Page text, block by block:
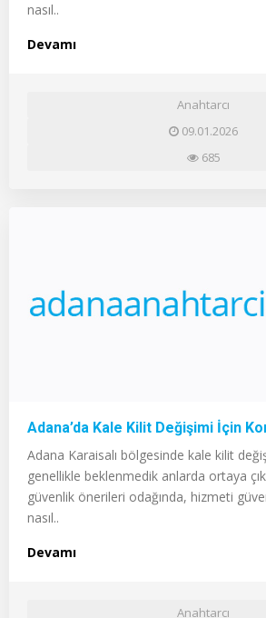
nasıl..
Devamı
Anahtarcı
09.01.2026
685
Adana’da Kale Kilit Değişimi İçin
Adana Karaisalı bölgesinde kale kilit
genellikle beklenmedik anlarda ortaya
güvenlik önerileri odağında, hizmeti
nasıl..
Devamı
Anahtarcı